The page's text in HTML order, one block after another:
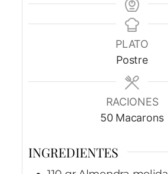
PLATO
Postre
RACIONES
50 Macarons
INGREDIENTES